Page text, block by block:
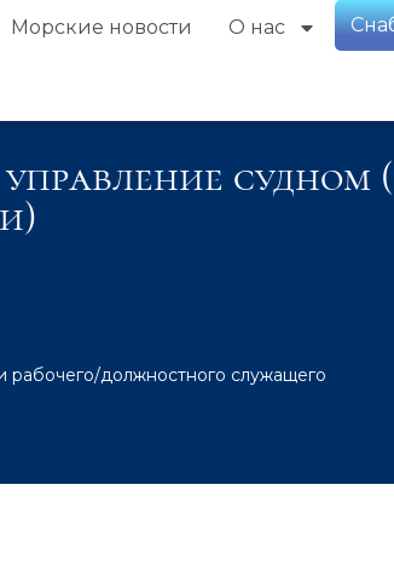
Морские новости О нас
рабочего/должностного служащего